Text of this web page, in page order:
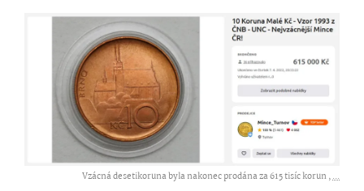
Vzácná desetikoruna byla nakonec prodána za 615 tisíc korun ,...